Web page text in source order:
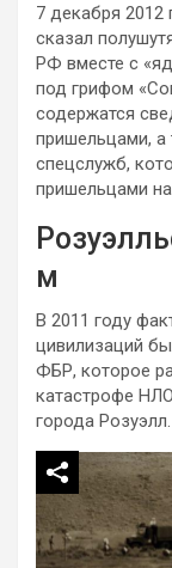
7 декабря 2012
сказал
РФ вместе с
под грифом
содержатся
пришельцами, а
спецслужб,
пришельцами
м
В 2011 году
цивилизаций
ФБР, которое
катастрофе
города Розуэлл.